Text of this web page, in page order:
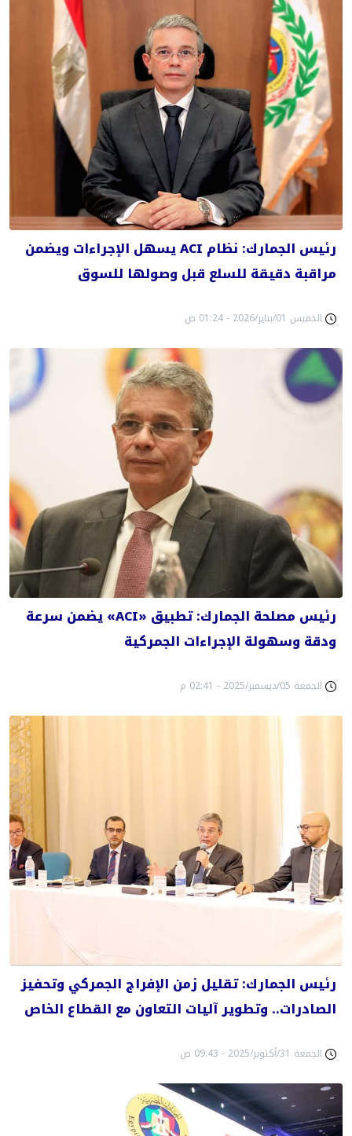
رئيس الجمارك: نظام ACI يسهل الإجراءات ويضمن
مراقبة دقيقة للسلع قبل وصولها للسوق
الخميس 01/يناير/2026 - 01:24 ص
رئيس مصلحة الجمارك: تطبيق «ACI» يضمن سرعة
ودقة وسهولة الإجراءات الجمركية
الجمعة 05/ديسمبر/2025 - 02:41 م
رئيس الجمارك: تقليل زمن الإفراج الجمركي وتحفيز
الصادرات.. وتطوير آليات التعاون مع القطاع الخاص
الجمعة 31/أكتوبر/2025 - 09:43 ص